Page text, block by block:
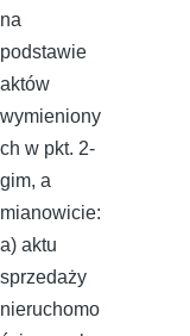
na
podstawie
aktów
wymieniony
ch w pkt. 2-
gim, a
mianowicie:
a) aktu
sprzedaży
nieruchomo